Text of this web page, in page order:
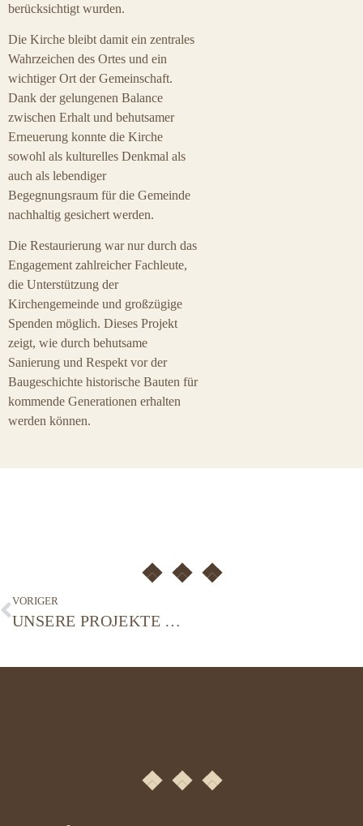
berücksichtigt wurden.
Die Kirche bleibt damit ein zentrales
Wahrzeichen des Ortes und ein
wichtiger Ort der Gemeinschaft.
Dank der gelungenen Balance
zwischen Erhalt und behutsamer
Erneuerung konnte die Kirche
sowohl als kulturelles Denkmal als
auch als lebendiger
Begegnungsraum für die Gemeinde
nachhaltig gesichert werden.
Die Restaurierung war nur durch das
Engagement zahlreicher Fachleute,
die Unterstützung der
Kirchengemeinde und großzügige
Spenden möglich. Dieses Projekt
zeigt, wie durch behutsame
Sanierung und Respekt vor der
Baugeschichte historische Bauten für
kommende Generationen erhalten
werden können.
❖ ❖ ❖
VORIGER
UNSERE PROJEKTE – CHORSANIERUNG
❖ ❖ ❖